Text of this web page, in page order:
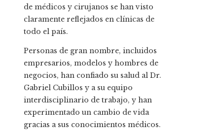
de médicos y cirujanos se han visto
claramente reflejados en clínicas de
todo el país.
Personas de gran nombre, incluidos
empresarios, modelos y hombres de
negocios, han confiado su salud al Dr.
Gabriel Cubillos y a su equipo
interdisciplinario de trabajo, y han
experimentado un cambio de vida
gracias a sus conocimientos médicos.